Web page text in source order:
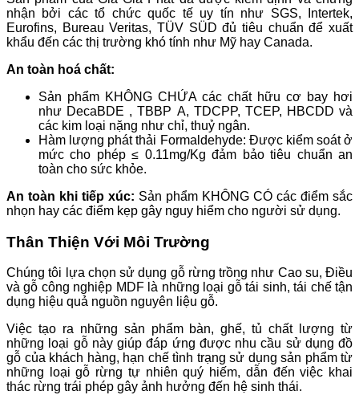
nhận bởi các tổ chức quốc tế uy tín như SGS, Intertek,
Eurofins, Bureau Veritas, TÜV SÜD đủ tiêu chuẩn để xuất
khẩu đến các thị trường khó tính như Mỹ hay Canada.
An toàn hoá chất:
Sản phẩm KHÔNG CHỨA các chất hữu cơ bay hơi
như DecaBDE , ТВВР А, TDCPP, TCEP, HBCDD và
các kim loại nặng như chỉ, thuỷ ngân.
Hàm lượng phát thải Formaldehyde: Được kiểm soát ở
mức cho phép ≤ 0.11mg/Kg đảm bảo tiêu chuẩn an
toàn cho sức khỏe.
An toàn khi tiếp xúc: Sản phẩm KHÔNG CÓ các điểm sắc
nhọn hay các điểm kẹp gây nguy hiểm cho người sử dụng.
Thân Thiện Với Môi Trường
Chúng tôi lựa chọn sử dụng gỗ rừng trồng như Cao su, Điều
và gỗ công nghiệp MDF là những loại gỗ tái sinh, tái chế tận
dụng hiệu quả nguồn nguyên liệu gỗ.
Việc tạo ra những sản phẩm bàn, ghế, tủ chất lượng từ
những loại gỗ này giúp đáp ứng được nhu cầu sử dụng đồ
gỗ của khách hàng, hạn chế tình trạng sử dụng sản phẩm từ
những loại gỗ rừng tự nhiên quý hiếm, dẫn đến việc khai
thác rừng trái phép gây ảnh hưởng đến hệ sinh thái.